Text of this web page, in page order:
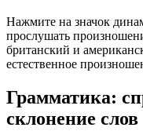
Нажмите на значок
прослушать
британский и
естественное
Грамматика:
склонение слов